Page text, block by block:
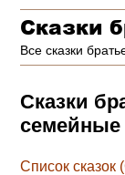
Сказки
Все сказки
Сказки
семейные
Список сказок